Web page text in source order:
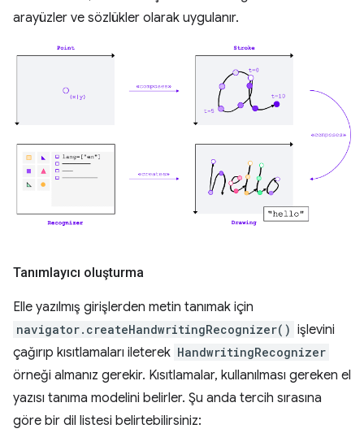
arayüzler ve sözlükler olarak uygulanır.
Tanımlayıcı oluşturma
Elle yazılmış girişlerden metin tanımak için
navigator.createHandwritingRecognizer() işlevini
çağırıp kısıtlamaları ileterek HandwritingRecognizer
örneği almanız gerekir. Kısıtlamalar, kullanılması gereken el
yazısı tanıma modelini belirler. Şu anda tercih sırasına
göre bir dil listesi belirtebilirsiniz: